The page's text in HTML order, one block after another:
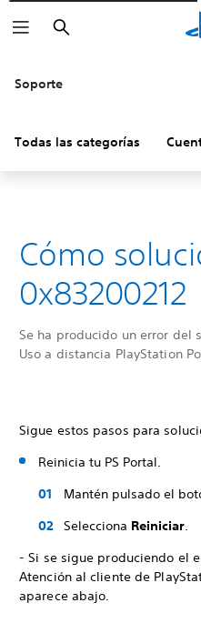
Buscar
Soporte
Todas las categorías
Cómo
0x83200212
Se ha producido un error del
Uso a distancia PlayStation
Sigue estos pasos para
Reinicia tu PS Portal.
Mantén pulsado el
Selecciona Reiniciar.
- Si se sigue produciendo el
Atención al cliente de
aparece abajo.